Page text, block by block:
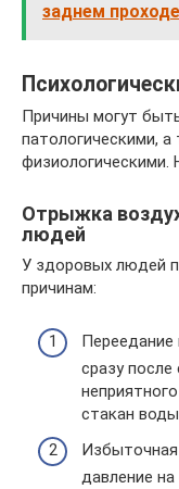
заднем
Причины могут
патологическими, а
физиологическими.
Отрыжка
людей
У здоровых людей
причинам:
Переедание
сразу
стакан
давление